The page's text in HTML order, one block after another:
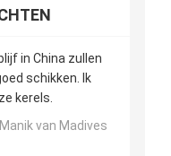
in China zullen
schikken. Ik
kerels.
van Madives